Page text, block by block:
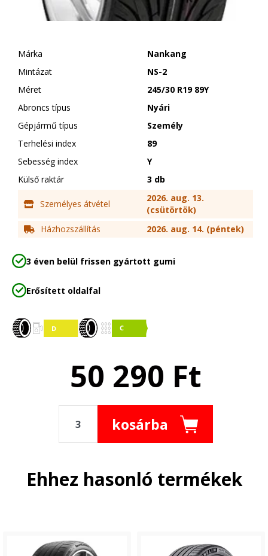
Márka
Nankang
Mintázat
NS-2
Méret
245/30 R19 89Y
Abroncs típus
Nyári
Gépjármű típus
Személy
Terhelési index
89
Sebesség index
Y
Külső raktár
3 db
Személyes átvétel
2026. aug. 13.
(csütörtök)
Házhozszállítás
2026. aug. 14. (péntek)
3 éven belül frissen gyártott gumi
Erősített oldalfal
50 290 Ft
kosárba
Ehhez hasonló termékek